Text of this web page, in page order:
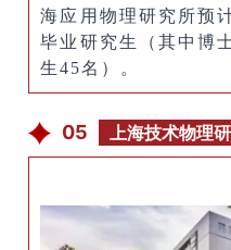
海应用物理研究所预
毕业研究生（其中博
生45名）。
05 上海技术物理